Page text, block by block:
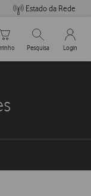
Estado da Rede
de compras
Pesquisar
Pesquisa
My
Login